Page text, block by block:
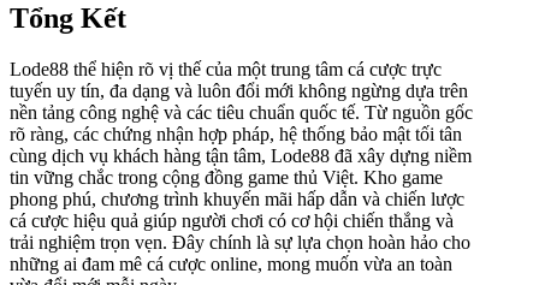
Tổng Kết
Lode88 thể hiện rõ vị thế của một trung tâm cá cược trực
tuyến uy tín, đa dạng và luôn đổi mới không ngừng dựa trên
nền tảng công nghệ và các tiêu chuẩn quốc tế. Từ nguồn gốc
rõ ràng, các chứng nhận hợp pháp, hệ thống bảo mật tối tân
cùng dịch vụ khách hàng tận tâm, Lode88 đã xây dựng niềm
tin vững chắc trong cộng đồng game thủ Việt. Kho game
phong phú, chương trình khuyến mãi hấp dẫn và chiến lược
cá cược hiệu quả giúp người chơi có cơ hội chiến thắng và
trải nghiệm trọn vẹn. Đây chính là sự lựa chọn hoàn hảo cho
những ai đam mê cá cược online, mong muốn vừa an toàn